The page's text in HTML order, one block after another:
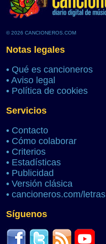
© 2026 CANCIONEROS.COM
Notas legales
• Qué es cancioneros
• Aviso legal
• Política de cookies
Servicios
• Contacto
• Cómo colaborar
• Criterios
• Estadísticas
• Publicidad
• Versión clásica
• cancioneros.com/letras
Síguenos